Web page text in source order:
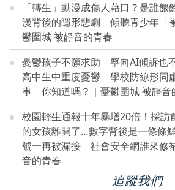
「轉生」動漫成傷人藉口？是誰
漫背後的隱形悲劇 傾聽青少年「
鬱圍城 被靜音的青春
憂鬱孩子不願求助 寧向AI傾訴也
高中生中重度憂鬱 學校防線形同
事 你知道嗎？｜憂鬱圍城 被靜音
校園輕生通報十年暴增20倍！採訪
的女孩離開了…數字背後是一條
號一再被漏接 社會安全網誰來修
音的青春
追蹤我們